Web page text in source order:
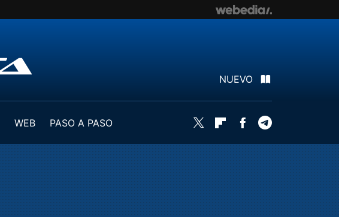
NUEVO
WEB
PASO A PASO
Twitter FlipboardFacebook